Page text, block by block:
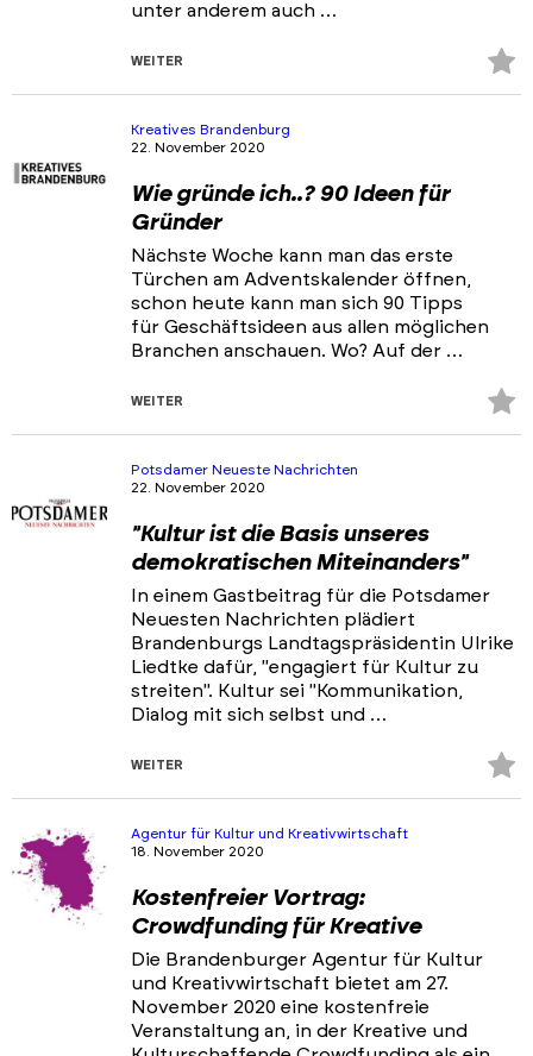
unter anderem auch …
WEITER
Kreatives Brandenburg
22. November 2020
Wie gründe ich..? 90 Ideen für
Gründer
Nächste Woche kann man das erste
Türchen am Adventskalender öffnen,
schon heute kann man sich 90 Tipps
für Geschäftsideen aus allen möglichen
Branchen anschauen. Wo? Auf der …
WEITER
Potsdamer Neueste Nachrichten
22. November 2020
"Kultur ist die Basis unseres
demokratischen Miteinanders"
In einem Gastbeitrag für die Potsdamer
Neuesten Nachrichten plädiert
Brandenburgs Landtagspräsidentin Ulrike
Liedtke dafür, "engagiert für Kultur zu
streiten". Kultur sei "Kommunikation,
Dialog mit sich selbst und …
WEITER
Agentur für Kultur und Kreativwirtschaft
18. November 2020
Kostenfreier Vortrag:
Crowdfunding für Kreative
Die Brandenburger Agentur für Kultur
und Kreativwirtschaft bietet am 27.
November 2020 eine kostenfreie
Veranstaltung an, in der Kreative und